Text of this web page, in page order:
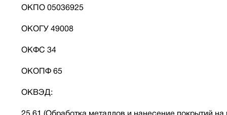
ОКПО 05036925
ОКОГУ 49008
ОКФС 34
ОКОПФ 65
ОКВЭД:
25.61 (Обработка металлов и нанесение покрытий на